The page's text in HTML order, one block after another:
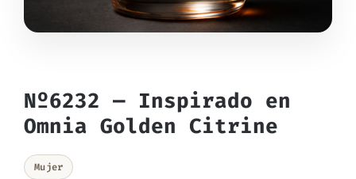
Nº6232 — Inspirado en
Omnia Golden Citrine
Mujer